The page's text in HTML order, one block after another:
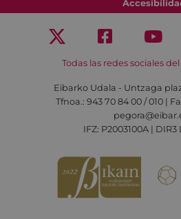
Todas las redes sociales
Eibarko Udala - Untzaga
Tfnoa.: 943 70 84 00 / 010 |
IFZ: P2003100A | DIR3